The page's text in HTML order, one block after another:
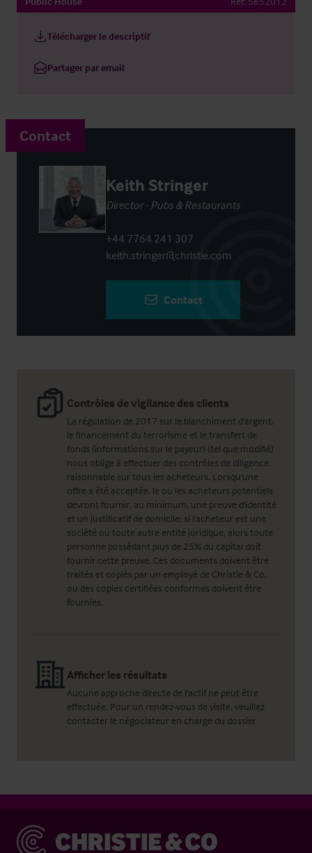
Télécharger le descriptif
Partager par email
Contrôles de vigilance des clients
La régulation de 2017 sur le blanchiment d'argent,
le financement du terrorisme et le transfert de
fonds (informations sur le payeur) (tel que modifié)
nous oblige à effectuer des contrôles de diligence
raisonnable sur tous les acheteurs. Lorsqu'une
offre a été acceptée, le ou les acheteurs potentiels
devront fournir, au minimum, une preuve d'identité
et un justificatif de domicile; si l'acheteur est une
société ou toute autre entité juridique, alors toute
personne possédant plus de 25% du capital doit
fournir cette preuve. Ces documents doivent être
traités et copiés par un employé de Christie & Co,
ou des copies certifiées conformes doivent être
fournies.
Afficher les résultats
Aucune approche directe de l'actif ne peut être
effectuée. Pour un rendez-vous de visite, veuillez
contacter le négociateur en charge du dossier
Contact
Keith Stringer
Director - Pubs & Restaurants
+44 7764 241 307
keith.stringer@christie.com
Contact
Christie & Co